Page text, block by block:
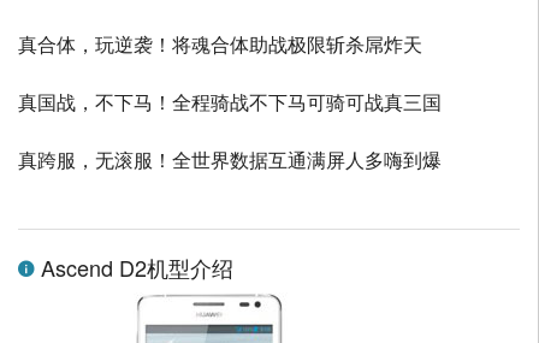
真合体，玩逆袭！将魂合体助战极限斩杀屌炸天
真国战，不下马！全程骑战不下马可骑可战真三国
真跨服，无滚服！全世界数据互通满屏人多嗨到爆
Ascend D2机型介绍